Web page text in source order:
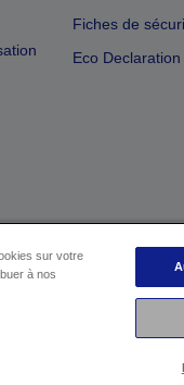
Fiches de
Eco Declaration
sur votre
à nos